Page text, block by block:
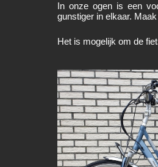
In onze ogen is een
gunstiger in elkaar.
Het is mogelijk om de